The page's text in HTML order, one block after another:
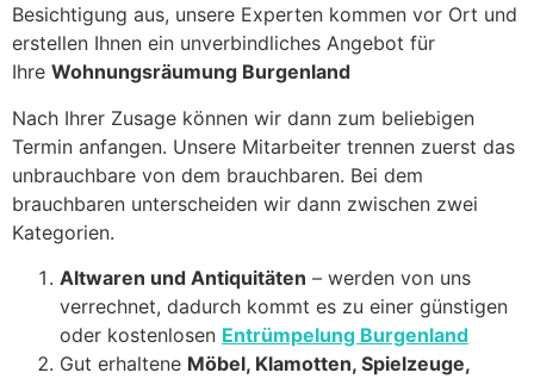
Besichtigung aus, unsere Experten kommen vor Ort und
erstellen Ihnen ein unverbindliches Angebot für
Ihre Wohnungsräumung Burgenland
Nach Ihrer Zusage können wir dann zum beliebigen
Termin anfangen. Unsere Mitarbeiter trennen zuerst das
unbrauchbare von dem brauchbaren. Bei dem
brauchbaren unterscheiden wir dann zwischen zwei
Kategorien.
Altwaren und Antiquitäten – werden von uns
verrechnet, dadurch kommt es zu einer günstigen
oder kostenlosen Entrümpelung Burgenland
Gut erhaltene Möbel, Klamotten, Spielzeuge,